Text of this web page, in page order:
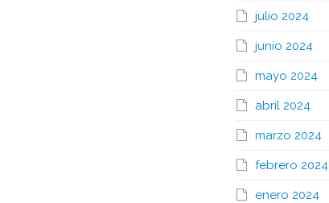
julio 2024
junio 2024
mayo 2024
abril 2024
marzo 2024
febrero 2024
enero 2024